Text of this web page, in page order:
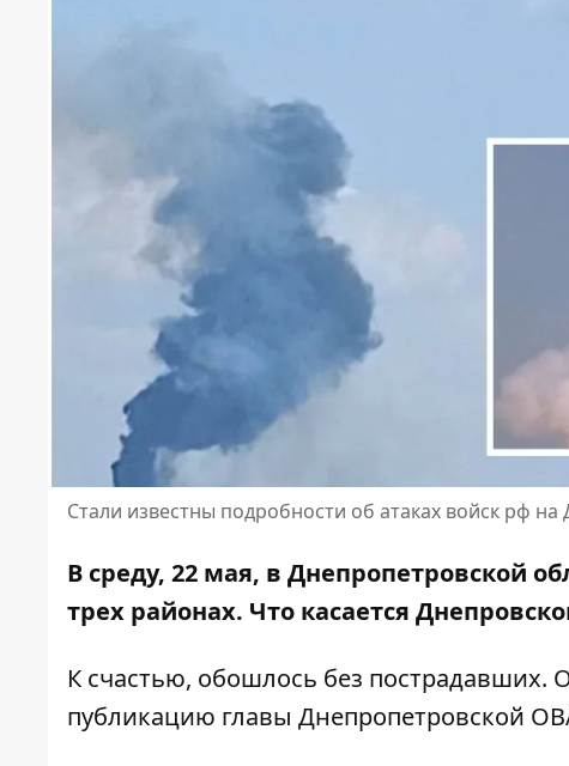
Стали известны подробности об атаках войск рф
В среду, 22 мая, в Днепропетровской
трех районах. Что касается
К счастью, обошлось без
публикацию главы Днепропетровской